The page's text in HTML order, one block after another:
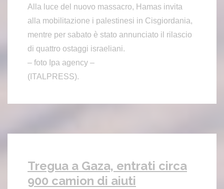
Alla luce del nuovo massacro, Hamas invita
alla mobilitazione i palestinesi in Cisgiordania,
mentre per sabato è stato annunciato il rilascio
di quattro ostaggi israeliani.
– foto Ipa agency –
(ITALPRESS).
Tregua a Gaza, entrati circa
900 camion di aiuti